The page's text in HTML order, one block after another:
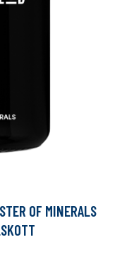
OF MINERALS